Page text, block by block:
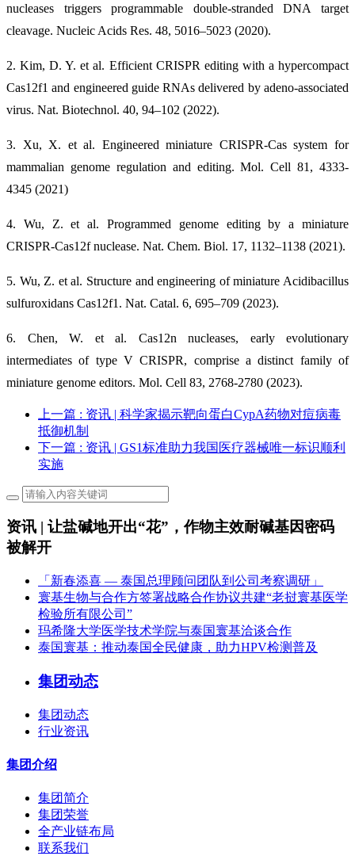
nucleases triggers programmable double-stranded DNA target
cleavage. Nucleic Acids Res. 48, 5016–5023 (2020).
2. Kim, D. Y. et al. Efficient CRISPR editing with a hypercompact
Cas12f1 and engineered guide RNAs delivered by adeno-associated
virus. Nat. Biotechnol. 40, 94–102 (2022).
3. Xu, X. et al. Engineered miniature CRISPR-Cas system for
mammalian genome regulation and editing. Mol. Cell 81, 4333-
4345 (2021)
4. Wu, Z. et al. Programmed genome editing by a miniature
CRISPR-Cas12f nuclease. Nat. Chem. Biol. 17, 1132–1138 (2021).
5. Wu, Z. et al. Structure and engineering of miniature Acidibacillus
sulfuroxidans Cas12f1. Nat. Catal. 6, 695–709 (2023).
6. Chen, W. et al. Cas12n nucleases, early evolutionary
intermediates of type V CRISPR, comprise a distinct family of
miniature genome editors. Mol. Cell 83, 2768-2780 (2023).
上一篇 : 资讯 | 科学家揭示靶向蛋白CypA药物对痘病毒
抵御机制
下一篇 : 资讯 | GS1标准助力我国医疗器械唯一标识顺利
实施
资讯 | 让盐碱地开出“花”，作物主效耐碱基因密码
被解开
「新春添喜 — 泰国总理顾问团队到公司考察调研」
寰基生物与合作方签署战略合作协议共建“老挝寰基医学
检验所有限公司”
玛希隆大学医学技术学院与泰国寰基洽谈合作
泰国寰基：推动泰国全民健康，助力HPV检测普及
集团动态
集团动态
行业资讯
集团介绍
集团简介
集团荣誉
全产业链布局
联系我们